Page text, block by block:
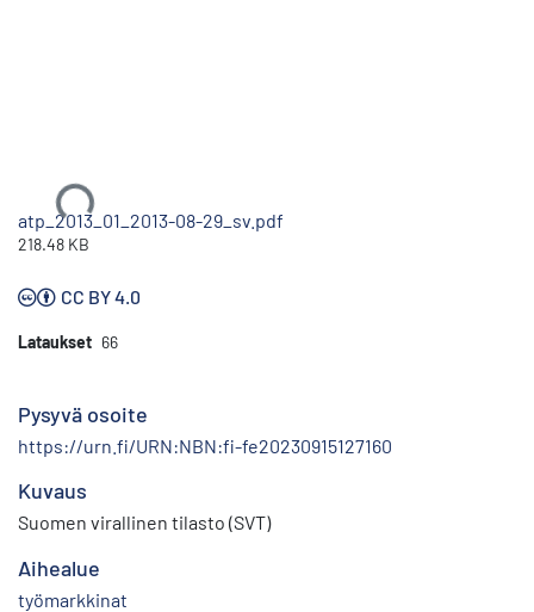
Ladataan...
atp_2013_01_2013-08-29_sv.pdf
218.48 KB
CC BY 4.0
Lataukset 66
Pysyvä osoite
https://urn.fi/URN:NBN:fi-fe20230915127160
Kuvaus
Suomen virallinen tilasto (SVT)
Aihealue
työmarkkinat